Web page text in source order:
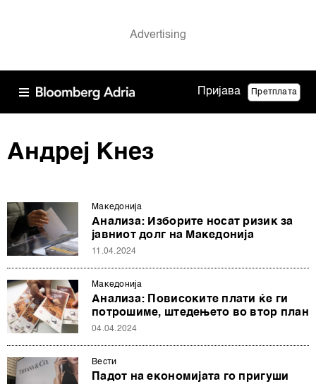
Пријава Претплата
Андреј Кнез
Македонија
Анализа: Изборите носат ризик за
јавниот долг на Македонија
11.04.2024
Македонија
Анализа: Повисоките плати ќе ги
потрошиме, штедењето во втор план
04.04.2024
Вести
Падот на економијата го пригуши